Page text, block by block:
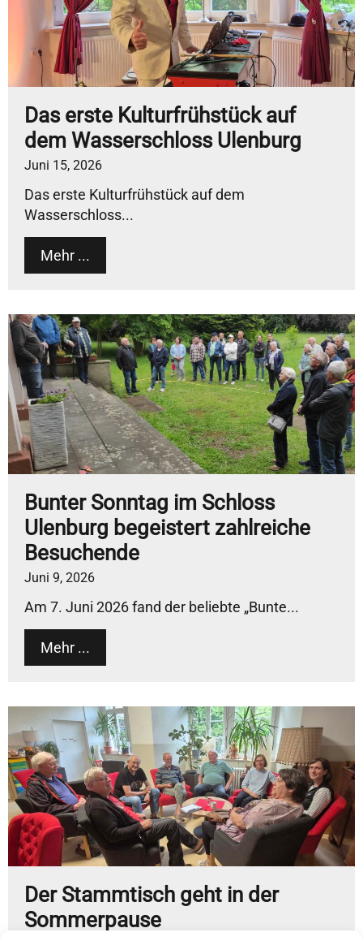
Das erste Kulturfrühstück auf
dem Wasserschloss Ulenburg
Juni 15, 2026
Das erste Kulturfrühstück auf dem
Wasserschloss...
Mehr ...
Bunter Sonntag im Schloss
Ulenburg begeistert zahlreiche
Besuchende
Juni 9, 2026
Am 7. Juni 2026 fand der beliebte „Bunte...
Mehr ...
Der Stammtisch geht in der
Sommerpause